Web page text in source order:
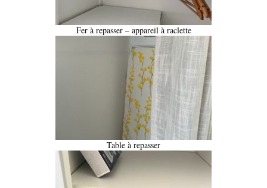
Fer à repasser – appareil à raclette
Table à repasser